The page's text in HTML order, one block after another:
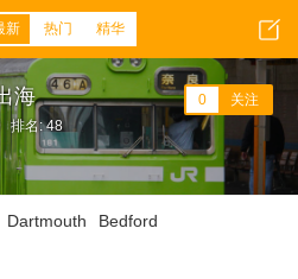
新 热门 精华
海
排名: 48
0 关注
Dartmouth
Bedford